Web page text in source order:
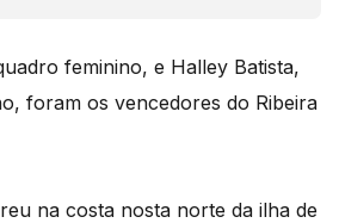
feminino, e Halley Batista,
foram os vencedores do Ribeira
na costa nosta norte da ilha de